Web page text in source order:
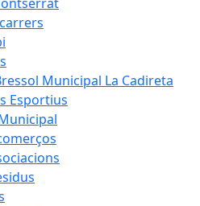
Municipal La Cadireta
Esportius